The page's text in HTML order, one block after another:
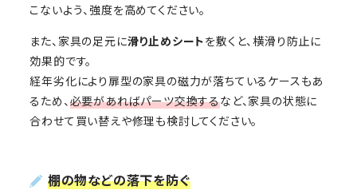
こないよう、強度を高めてください。
また、家具の足元に滑り止めシートを敷くと、横滑り防止に
効果的です。
経年劣化により扉型の家具の磁力が落ちているケースもあ
るため、 必要があればパーツ交換するなど、家具の状態に
合わせて買い替えや修理も検討してください。
棚の物などの落下を防ぐ